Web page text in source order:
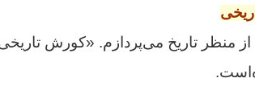
منظر تاریخ می‌پردازم. «کورش